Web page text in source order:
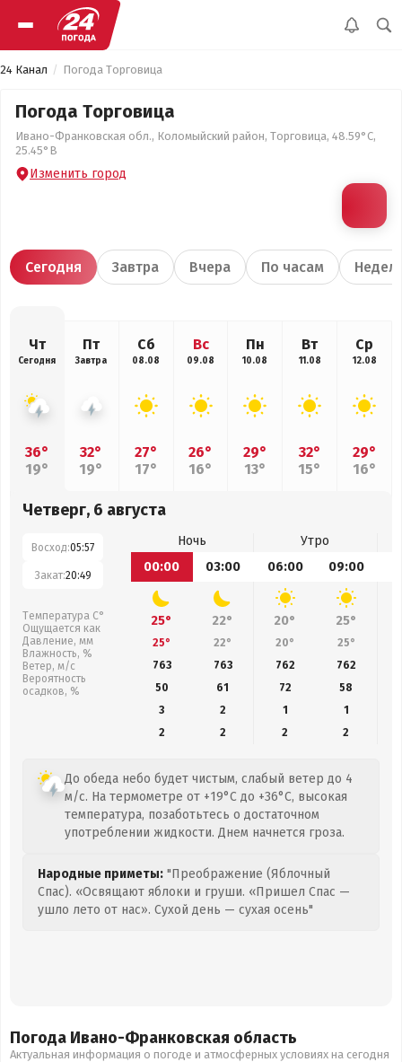
24 Канал Погода Торговица
Погода Торговица
Ивано-Франковская обл., Коломыйский район, Торговица, 48.59°С,
25.45°В
Изменить город
Сегодня Завтра Вчера По часам
Чт
Сегодня
36°
19°
Пт
Завтра
32°
19°
Сб
08.08
27°
17°
Вс
09.08
26°
16°
Пн
10.08
29°
13°
Вт
11.08
32°
15°
Ср
12.08
29°
16°
Четверг, 6 августа
Восход:05:57
Закат:20:49
Температура С°
Ощущается как
Давление, мм
Влажность, %
Ветер, м/с
Вероятность
осадков, %
Ночь
Утро
00:00
03:00 06:00 09:00
25° 22° 20° 25°
25° 22° 20° 25°
763
763 762 762
50
61 72
58
3
2 1
1
2
2 2 2
До обеда небо будет чистым, слабый ветер до 4
м/с. На термометре от +19°C до +36°C, высокая
температура, позаботьтесь о достаточном
употреблении жидкости. Днем начнется гроза.
Народные приметы: "Преображение (Яблочный
Спас). «Освящают яблоки и груши. «Пришел Спас —
ушло лето от нас». Сухой день — сухая осень"
Погода Ивано-Франковская область
Актуальная информация о погоде и атмосферных условиях на сегодня